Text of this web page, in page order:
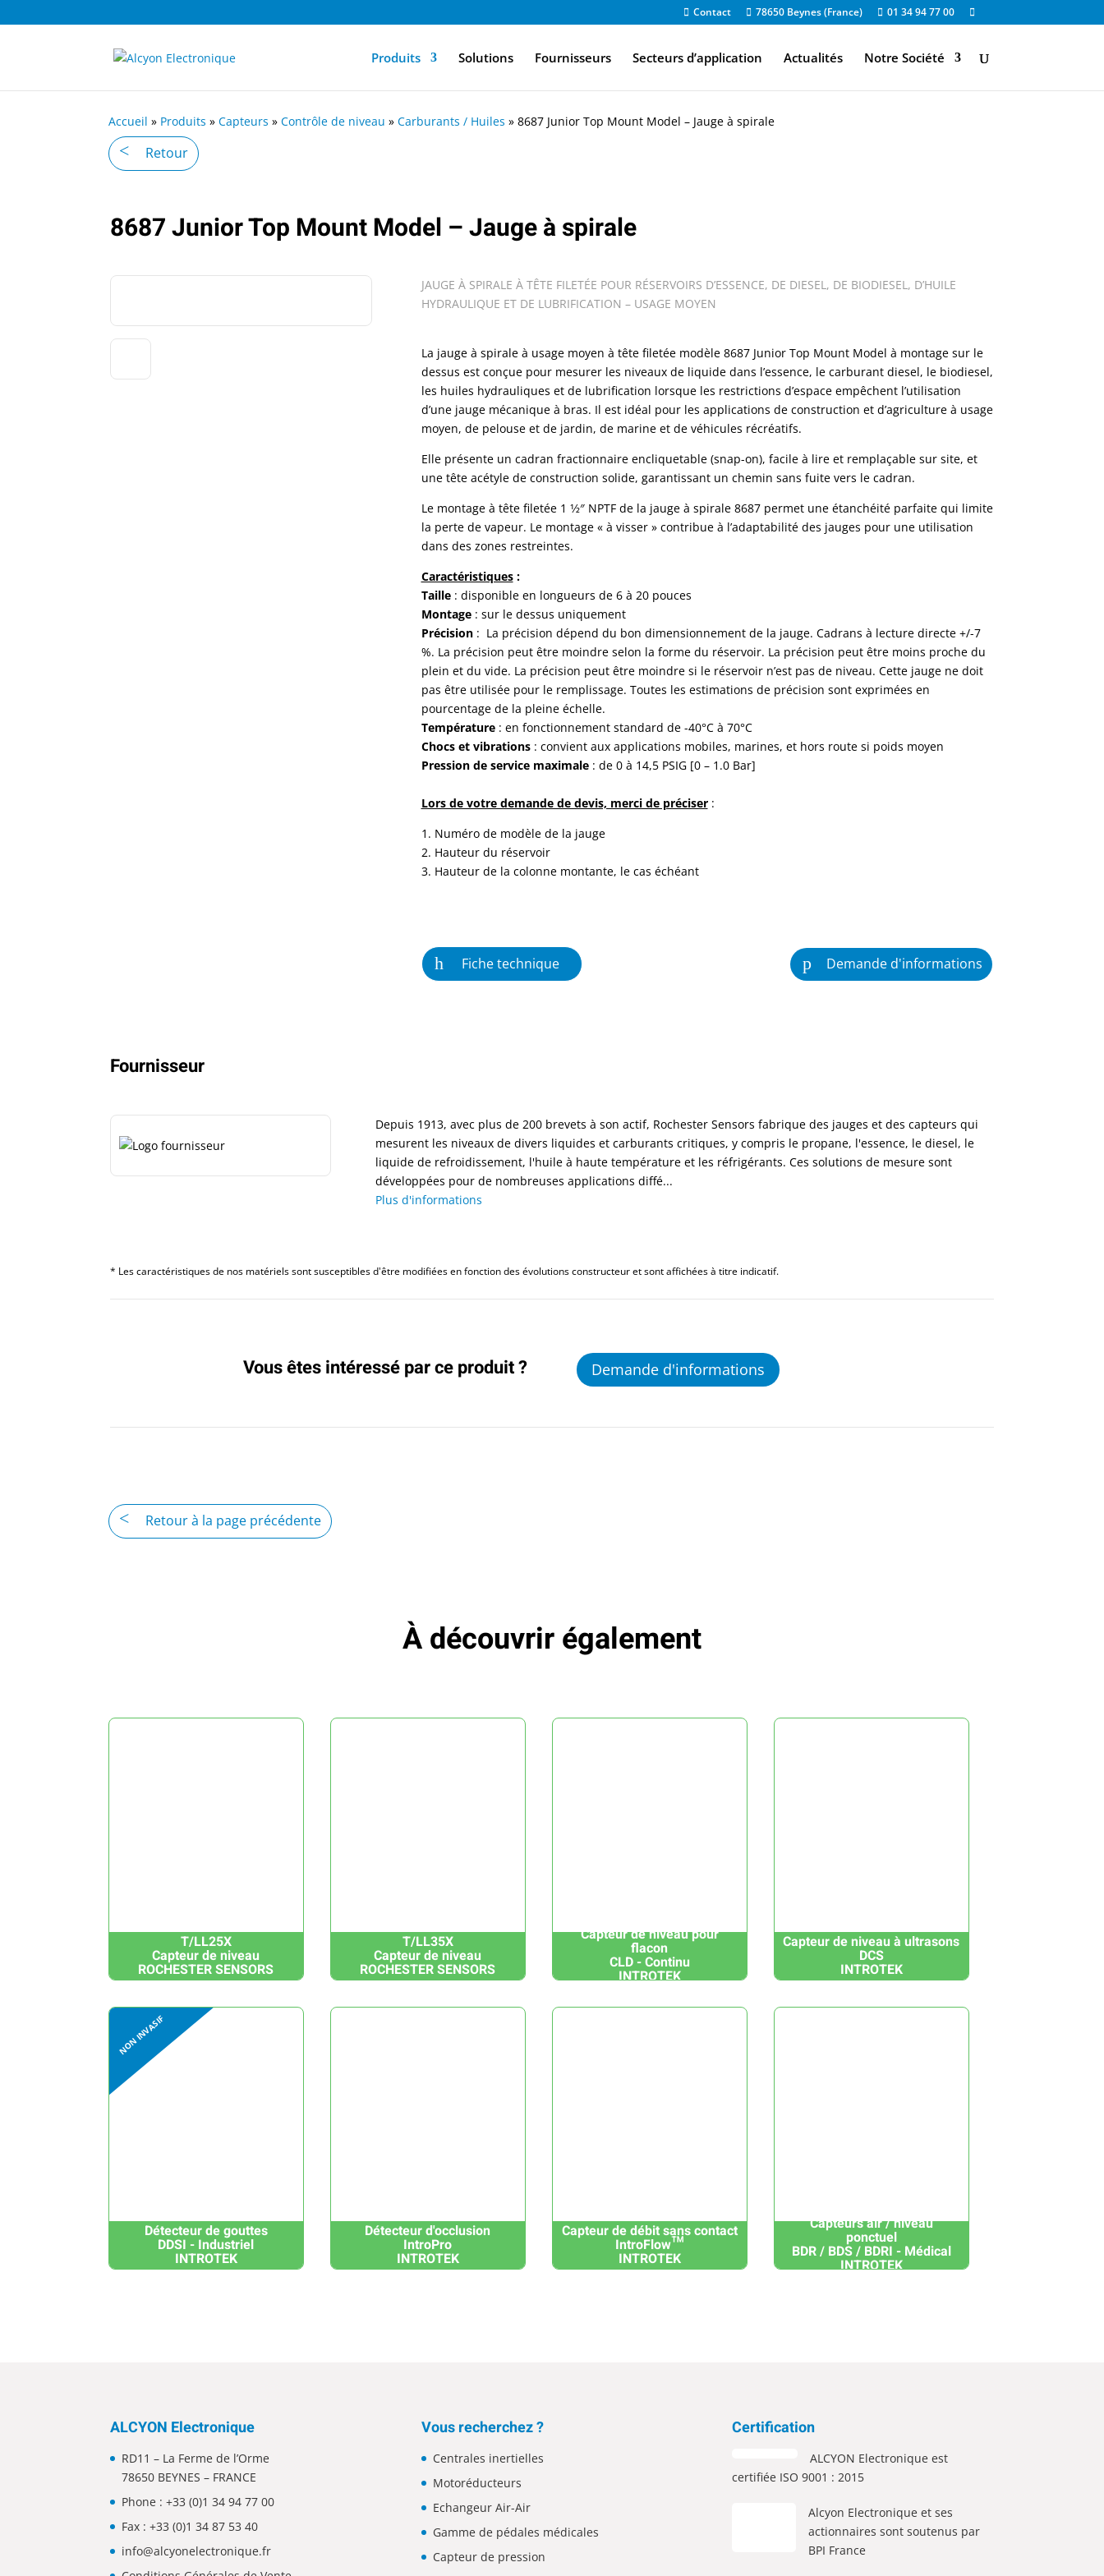
Contact 78650 Beynes (France) 01 34 94 77 00
Produits Solutions Fournisseurs Secteurs d’application Actualités Notre Société
Accueil » Produits » Capteurs » Contrôle de niveau » Carburants / Huiles » 8687 Junior Top Mount Model – Jauge à spirale
Retour
8687 Junior Top Mount Model – Jauge à spirale
JAUGE À SPIRALE À TÊTE FILETÉE POUR RÉSERVOIRS D’ESSENCE, DE DIESEL, DE BIODIESEL, D’HUILE
HYDRAULIQUE ET DE LUBRIFICATION – USAGE MOYEN
La jauge à spirale à usage moyen à tête filetée modèle 8687 Junior Top Mount Model à montage sur le
dessus est conçue pour mesurer les niveaux de liquide dans l’essence, le carburant diesel, le biodiesel,
les huiles hydrauliques et de lubrification lorsque les restrictions d’espace empêchent l’utilisation
d’une jauge mécanique à bras. Il est idéal pour les applications de construction et d’agriculture à usage
moyen, de pelouse et de jardin, de marine et de véhicules récréatifs.
Elle présente un cadran fractionnaire encliquetable (snap-on), facile à lire et remplaçable sur site, et
une tête acétyle de construction solide, garantissant un chemin sans fuite vers le cadran.
Le montage à tête filetée 1 1⁄2″ NPTF de la jauge à spirale 8687 permet une étanchéité parfaite qui limite
la perte de vapeur. Le montage « à visser » contribue à l’adaptabilité des jauges pour une utilisation
dans des zones restreintes.
Caractéristiques:
Taille : disponible en longueurs de 6 à 20 pouces
Montage : sur le dessus uniquement
Précision: La précision dépend du bon dimensionnement de la jauge. Cadrans à lecture directe +/-7
%. La précision peut être moindre selon la forme du réservoir. La précision peut être moins proche du
plein et du vide. La précision peut être moindre si le réservoir n’est pas de niveau. Cette jauge ne doit
pas être utilisée pour le remplissage. Toutes les estimations de précision sont exprimées en
pourcentage de la pleine échelle.
Température : en fonctionnement standard de -40°C à 70°C
Chocs et vibrations : convient aux applications mobiles, marines, et hors route si poids moyen
Pression de service maximale : de 0 à 14,5 PSIG [0 – 1.0 Bar]
Lors de votre demande de devis, merci de préciser:
1. Numéro de modèle de la jauge
2. Hauteur du réservoir
3. Hauteur de la colonne montante, le cas échéant
Fiche technique Demande d'informations
Fournisseur
Depuis 1913, avec plus de 200 brevets à son actif, Rochester Sensors fabrique des jauges et des capteurs qui
mesurent les niveaux de divers liquides et carburants critiques, y compris le propane, l'essence, le diesel, le
liquide de refroidissement, l'huile à haute température et les réfrigérants. Ces solutions de mesure sont
développées pour de nombreuses applications diffé...
Plus d'informations
* Les caractéristiques de nos matériels sont susceptibles d'être modifiées en fonction des évolutions constructeur et sont affichées à titre indicatif.
Vous êtes intéressé par ce produit ? Demande d'informations
Retour à la page précédente
À découvrir également
T/LL25X
Capteur de niveau
ROCHESTER SENSORS
T/LL35X
Capteur de niveau
ROCHESTER SENSORS
Capteur de niveau pour
flacon
CLD - Continu
INTROTEK
Capteur de niveau à ultrasons
DCS
INTROTEK
Détecteur de gouttes
DDSI - Industriel
INTROTEK
Détecteur d'occlusion
IntroPro
INTROTEK
Capteur de débit sans contact
IntroFlow™
INTROTEK
Capteurs air / niveau
ponctuel
BDR / BDS / BDRI - Médical
INTROTEK
ALCYON Electronique
RD11 – La Ferme de l’Orme
78650 BEYNES – FRANCE
Phone :+33 (0)1 34 94 77 00
Fax : +33 (0)1 34 87 53 40
info@alcyonelectronique.fr
Vous recherchez ?
Centrales inertielles
Motoréducteurs
Echangeur Air-Air
Gamme de pédales médicales
Capteur de pression
Certification
ALCYON Electronique est
certifiée ISO 9001 : 2015
Alcyon Electronique et ses
actionnaires sont soutenus par
BPI France